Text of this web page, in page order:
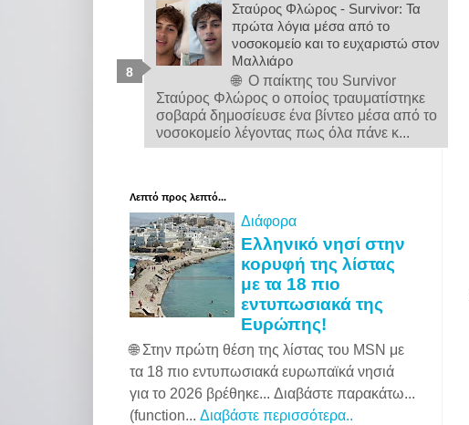
Σταύρος Φλώρος - Survivor: Τα
πρώτα λόγια μέσα από το
νοσοκομείο και το ευχαριστώ στον
Μαλλιάρο
🌐 Ο παίκτης του Survivor
Σταύρος Φλώρος ο οποίος τραυματίστηκε
σοβαρά δημοσίευσε ένα βίντεο μέσα από το
νοσοκομείο λέγοντας πως όλα πάνε κ...
Λεπτό προς λεπτό...
Διάφορα
Ελληνικό νησί στην
κορυφή της λίστας
με τα 18 πιο
εντυπωσιακά της
Ευρώπης!
🌐 Στην πρώτη θέση της λίστας του MSN με
τα 18 πιο εντυπωσιακά ευρωπαϊκά νησιά
για το 2026 βρέθηκε... Διαβάστε παρακάτω...
(function... Διαβάστε περισσότερα..